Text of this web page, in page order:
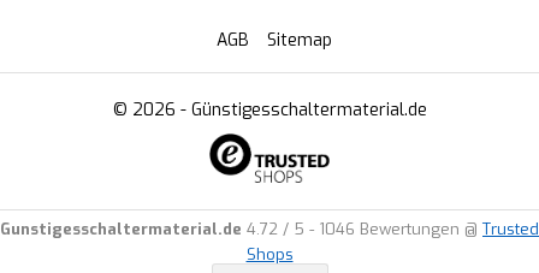
© 2026 - Günstigesschaltermaterial.de
AGB Sitemap
Gunstigesschaltermaterial.de 4.72 / 5 - 1046 Bewertungen @ Trusted
Shops